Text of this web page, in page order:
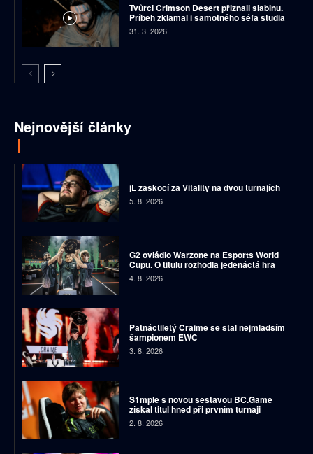
Tvůrci Crimson Desert přiznali slabinu.
Příběh zklamal i samotného šéfa studia
31. 3. 2026
Nejnovější články
jL zaskočí za Vitality na dvou turnajích
5. 8. 2026
G2 ovládlo Warzone na Esports World
Cupu. O titulu rozhodla jedenáctá hra
4. 8. 2026
Patnáctiletý Craime se stal nejmladším
šampionem EWC
3. 8. 2026
S1mple s novou sestavou BC.Game
získal titul hned při prvním turnaji
2. 8. 2026